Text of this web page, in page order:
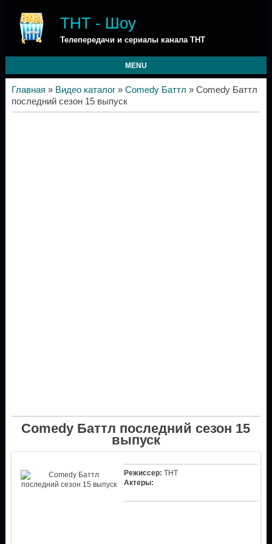
ТНТ - Шоу
Телепередачи и сериалы канала ТНТ
MENU
Главная » Видео каталог» Comedy Баттл » Comedy Баттл
последний сезон 15 выпуск
Comedy Баттл последний сезон 15
выпуск
Режиссер: ТНТ
Актеры: